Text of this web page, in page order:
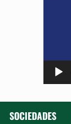
SOCIEDADES